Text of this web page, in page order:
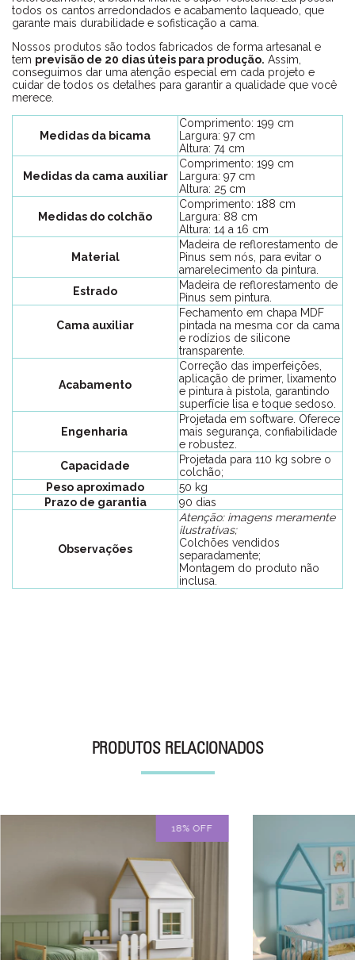
todos os cantos arredondados e acabamento laqueado, que
garante mais durabilidade e sofisticação a cama.
Nossos produtos são todos fabricados de forma artesanal e
tem previsão de 20 dias úteis para produção. Assim,
conseguimos dar uma atenção especial em cada projeto e
cuidar de todos os detalhes para garantir a qualidade que você
merece.
Medidas da bicama
Comprimento: 199 cm
Largura: 97 cm
Altura: 74 cm
Medidas da cama auxiliar
Comprimento: 199 cm
Largura: 97 cm
Altura: 25 cm
Medidas do colchão
Comprimento: 188 cm
Largura: 88 cm
Altura: 14 a 16 cm
Material
Madeira de reflorestamento de
Pinus sem nós, para evitar o
amarelecimento da pintura.
Estrado
Madeira de reflorestamento de
Pinus sem pintura.
Cama auxiliar
Fechamento em chapa MDF
pintada na mesma cor da cama
e rodízios de silicone
transparente.
Acabamento
Correção das imperfeições,
aplicação de primer, lixamento
e pintura à pistola, garantindo
superfície lisa e toque sedoso.
Engenharia
Projetada em software. Oferece
mais segurança, confiabilidade
e robustez.
Capacidade
Projetada para 110 kg sobre o
colchão;
Peso aproximado
50 kg
Prazo de garantia
90 dias
Observações
Atenção: imagens meramente
ilustrativas;
Colchões vendidos
separadamente;
Montagem do produto não
inclusa.
PRODUTOS RELACIONADOS
18% OFF